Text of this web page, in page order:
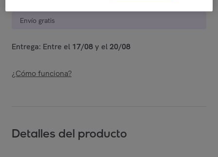
Envío gratis
Entrega: Entre el 17/08y el 20/08
¿Cómo funciona?
Detalles del producto